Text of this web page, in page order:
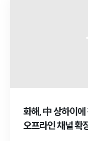
화해, 中 상하이
오프라인 채널 확